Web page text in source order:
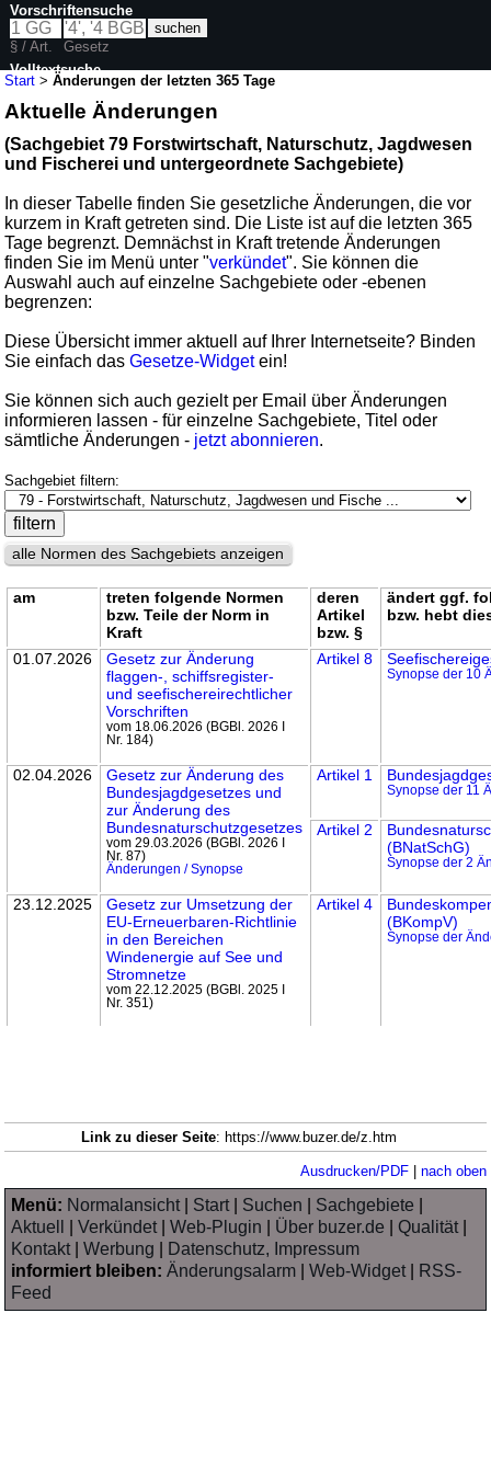
Start >Änderungen der letzten 365 Tage
Aktuelle Änderungen
(Sachgebiet 79 Forstwirtschaft, Naturschutz, Jagdwesen
und Fischerei und untergeordnete Sachgebiete)
In dieser Tabelle finden Sie gesetzliche Änderungen, die vor
kurzem in Kraft getreten sind. Die Liste ist auf die letzten 365
Tage begrenzt. Demnächst in Kraft tretende Änderungen
finden Sie im Menü unter "verkündet". Sie können die
Auswahl auch auf einzelne Sachgebiete oder -ebenen
begrenzen:
Diese Übersicht immer aktuell auf Ihrer Internetseite? Binden
Sie einfach dasGesetze-Widgetein!
Sie können sich auch gezielt per Email über Änderungen
informieren lassen - für einzelne Sachgebiete, Titel oder
sämtliche Änderungen - jetzt abonnieren.
Sachgebiet filtern:
alle Normen des Sachgebiets anzeigen
am
treten folgende Normen
bzw. Teile der Norm in
Kraft
deren
Artikel
bzw. §
ändert ggf.
bzw. hebt
01.07.2026
Gesetz zur Änderung
flaggen-, schiffsregister-
und seefischereirecht­licher
Vorschriften
vom 18.06.2026 (BGBl. 2026 I
Nr. 184)
Artikel 8
Synopse der 10
02.04.2026
Gesetz zur Änderung des
Bundesjagd­gesetzes und
zur Änderung des
Bundesnaturschutz­gesetzes
vom 29.03.2026 (BGBl. 2026 I
Nr. 87)
Änderungen / Synopse
Artikel 1
Synopse der 11
Artikel 2
(BNatSchG)
Synopse der 2
23.12.2025
Gesetz zur Umsetzung der
EU-Erneuerbaren-Richtlinie
in den Bereichen
Windenergie auf See und
Stromnetze
vom 22.12.2025 (BGBl. 2025 I
Nr. 351)
Artikel 4
(BKompV)
Synopse der
Vorschriftensuche
§ / Art.
Gesetz
Volltextsuche
Link zu dieser Seite: https://www.buzer.de/z.htm
Ausdrucken/PDF| nach oben
Menü: Normalansicht| Start| Suchen Sachgebiete
Aktuell
|Verkündet|Web-Plugin Über buzer.de |Qualität|
Kontakt|Werbung
Datenschutz, Impressum
informiert bleiben: Änderungsalarm |Web-Widget|
RSS-
Feed